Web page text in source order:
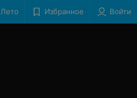
Лето Избранное Войти